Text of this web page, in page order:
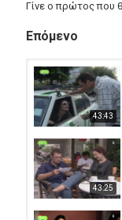
Γίνε ο πρώτος που
Επόμενο
43:43
43:25